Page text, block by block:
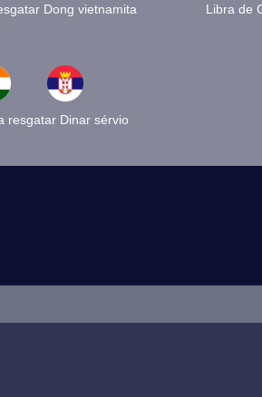
Dong vietnamita
Libra de
resgatar Dinar sérvio